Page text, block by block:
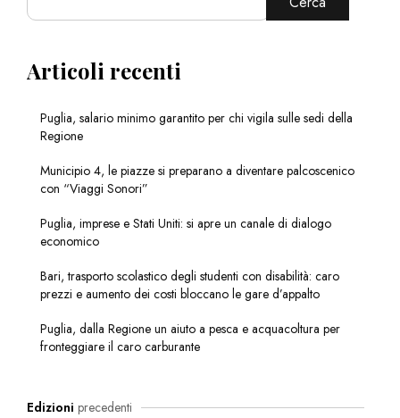
Articoli recenti
Puglia, salario minimo garantito per chi vigila sulle sedi della
Regione
Municipio 4, le piazze si preparano a diventare palcoscenico
con “Viaggi Sonori”
Puglia, imprese e Stati Uniti: si apre un canale di dialogo
economico
Bari, trasporto scolastico degli studenti con disabilità: caro
prezzi e aumento dei costi bloccano le gare d’appalto
Puglia, dalla Regione un aiuto a pesca e acquacoltura per
fronteggiare il caro carburante
Edizioni precedenti